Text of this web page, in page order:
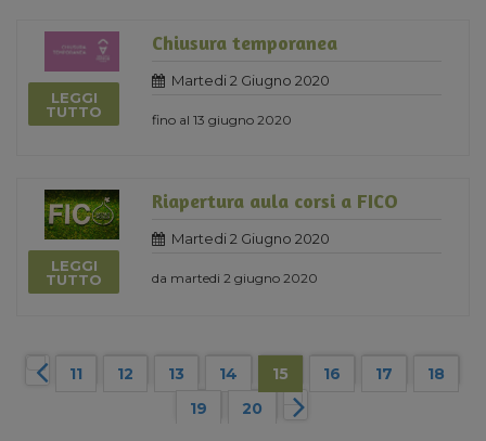
LEGGI
TUTTO
Chiusura temporanea
Martedi 2 Giugno 2020
fino al 13 giugno 2020
LEGGI
TUTTO
Riapertura aula corsi a FICO
Martedi 2 Giugno 2020
da martedi 2 giugno 2020
11 12 13 14 15 16 17
18
19
20